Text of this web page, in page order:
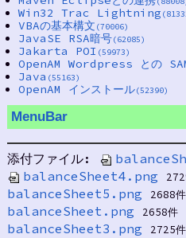
Win32 Trac Lightning
VBAの基本構文 (70006)
JavaSE RSA暗号(62085)
Jakarta POI (59973)
OpenAM Wordpress との
Java (55163)
OpenAM インストール(52390)
MenuBar
添付ファイル:
balanceSheet4.png
balanceSheet5.png 2688件
balanceSheet.png 2658件
balanceSheet3.png 2725件